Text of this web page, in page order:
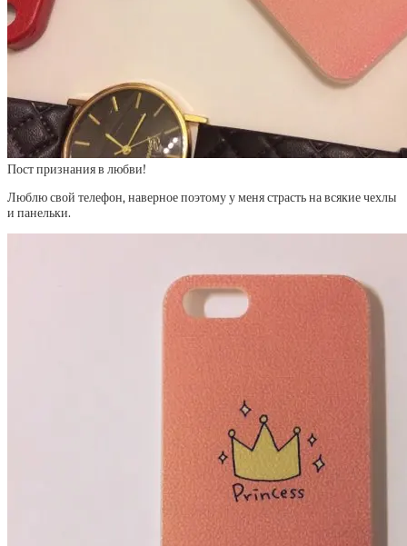
Пост признания в любви!
Люблю свой телефон, наверное поэтому у меня страсть на всякие чехлы
и панельки.